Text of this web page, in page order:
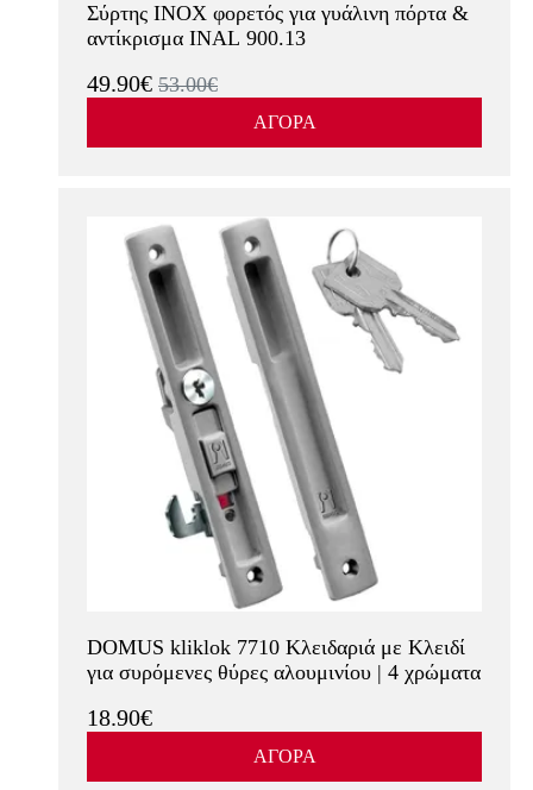
Σύρτης INOX φορετός για γυάλινη πόρτα &
αντίκρισμα INAL 900.13
49.90€ 53.00€
ΑΓΟΡΑ
DOMUS kliklok 7710 Κλειδαριά με Κλειδί
για συρόμενες θύρες αλουμινίου | 4 χρώματα
18.90€
ΑΓΟΡΑ